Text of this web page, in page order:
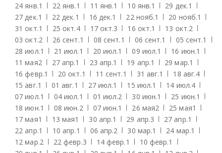
24 янв.1 22 янв.1 11 янв.1 10 янв.1 29 дек.1
27 дек.1 22 дек.1 16 дек.1 22 нояб.1 20 нояб.1
31 окт.1 25 окт.4 17 окт.3 16 окт.1 13 окт.2
03 окт.2 26 сент.1 08 сент.1 06 сент.1 05 сент.1
28 июл.1 21 июл.1 20 июл.1 09 июл.1 16 июн.1
11 мая2 27 апр.1 23 апр.1 19 апр.1 29 мар.1
16 февр.1 20 окт.1 11 сент.1 31 авг.1 18 авг.4
15 авг.1 01 авг.1 27 июл.1 15 июл.1 14 июл.4
07 июл.1 04 июл.1 01 июл.2 30 июн.1 25 июн.1
18 июн.1 08 июн.2 07 июн.1 26 мая2 25 мая1
17 мая1 13 мая1 30 апр.1 29 апр.3 27 апр.1
22 апр.1 10 апр.1 06 апр.2 30 мар.1 24 мар.1
12 мар.2 22 февр.3 14 февр.1 10 февр.1